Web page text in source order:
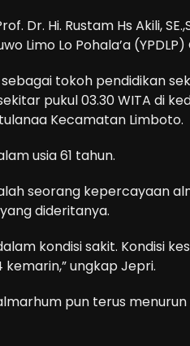
Dr. Hi. Rustam Hs Akili,
Limo Lo Pohala’a
tokoh pendidikan
pukul 03.30 WITA di
Kecamatan Limboto.
usia 61 tahun.
seorang kepercayaan
dideritanya.
kondisi sakit. Kondisi
ungkap Jepri.
pun terus